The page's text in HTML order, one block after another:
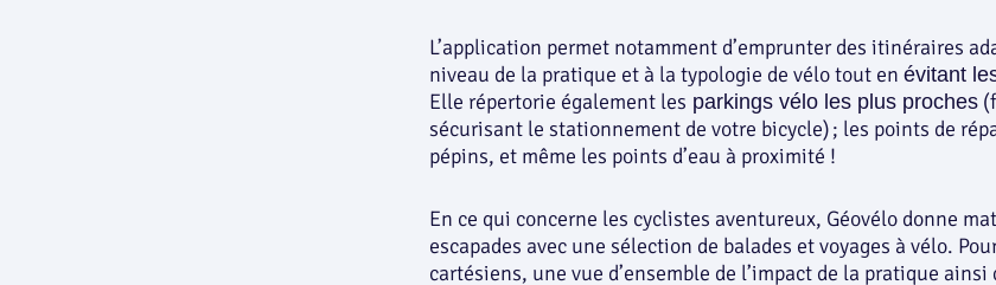
L’application permet notamment d’emprunter des itinéraires
niveau de la pratique et à la typologie de vélo tout en évitant
Elle répertorie également les parkings vélo les plus proches
sécurisant le stationnement de votre bicycle) ; les points de
pépins, et même les points d’eau à proximité !
En ce qui concerne les cyclistes aventureux, Géovélo donne
escapades avec une sélection de balades et voyages à vélo.
cartésiens, une vue d’ensemble de l’impact de la pratique ainsi